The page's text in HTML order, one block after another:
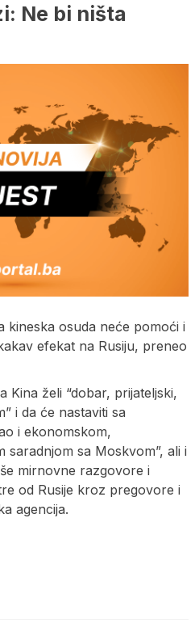
Ne bi ništa
kineska osuda neće pomoći i
efekat na Rusiju, preneo
Kina želi “dobar, prijateljski,
i da će nastaviti sa
i ekonomskom,
saradnjom sa Moskvom”, ali i
mirnovne razgovore i
od Rusije kroz pregovore i
agencija.